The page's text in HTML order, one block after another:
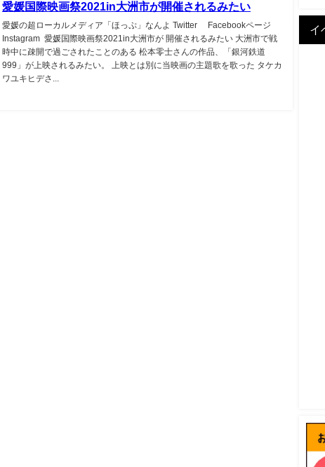
愛媛国際映画祭2021in大洲市が開催されるみたい
愛媛の超ローカルメディア「ほっぷ」なんよ Twitter Facebookページ
Instagram 愛媛国際映画祭2021in大洲市が 開催されるみたい 大洲市で戦
時中に疎開で過ごされたことのある 松本零士さんの作品、「銀河鉄道
999」が上映されるみたい。 上映とは別に当映画の主題歌を歌った タケカ
ワユキヒデさ...
イ